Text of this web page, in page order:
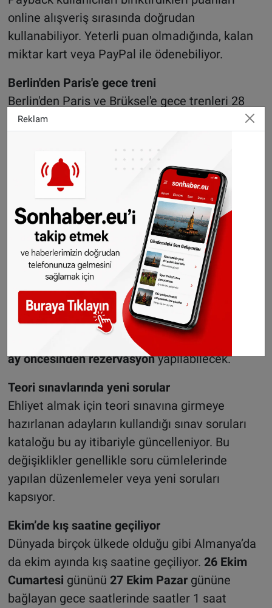
online alışveriş sırasında doğrudan
kullanabiliyor. Yeterli puan olmadığında, kalan
miktar kart veya PayPal ile ödenebiliyor.
Berlin'den Paris'e gece treni
Berlin'den Paris ve Brüksel'e gece trenleri 28
Ekim'den itibaren planlandığı gibi yeniden
yapılan yoğun inşaat çalışmaları nedeniyle
bağlantı 12 Ağustos'tan bu yana iptal edilmişti.
Aralık ortasından itibaren de Berlin – Paris
hattında doğrudan bağlantısı sağlayanyüksek
hızlı trenseferleri başlayacak.
Tren biletleri 1 yıl önceden rezerve edilebilir
Deutsche Bahn ön rezervasyon süresini
uzattığını açıkladı. Daha önce demiryolu
müşterileri biletlerini 6 aya kadar önceden
16 Ekim'den itibaren biletler
ay öncesinden rezervasyonyapılabilecek.
Teori sınavlarında yeni sorular
Ehliyet almak için teori sınavına girmeye
hazırlanan adayların kullandığı sınav soruları
kataloğu bu ay itibariyle güncelleniyor. Bu
değişiklikler genellikle soru cümlelerinde
yapılan düzenlemeler veya yeni soruları
kapsıyor.
Ekim’de kış saatine geçiliyor
Dünyada birçok ülkede olduğu gibi Almanya’da
da ekim ayında kış saatine geçiliyor. 26 Ekim
Cumartesi gününü 27 Ekim Pazargününe
bağlayan gece saatlerinde saatler 1 saat
Reklam